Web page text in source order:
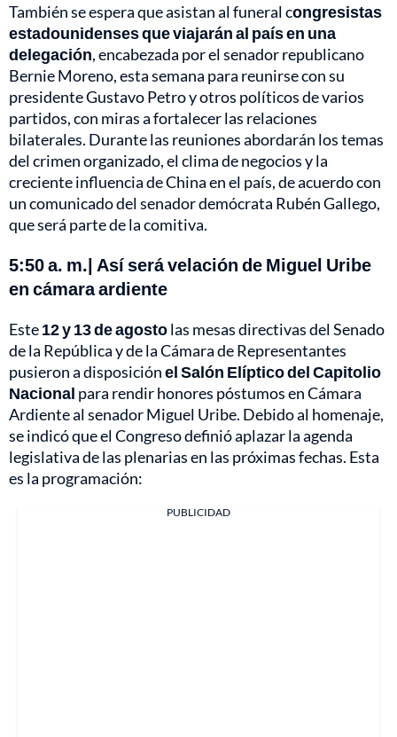
También se espera que asistan al funeral congresistas
estadounidenses que viajarán al país en una
delegación, encabezada por el senador republicano
Bernie Moreno, esta semana para reunirse con su
presidente Gustavo Petro y otros políticos de varios
partidos, con miras a fortalecer las relaciones
bilaterales. Durante las reuniones abordarán los temas
del crimen organizado, el clima de negocios y la
creciente influencia de China en el país, de acuerdo con
un comunicado del senador demócrata Rubén Gallego,
que será parte de la comitiva.
5:50 a. m.| Así será velación de Miguel Uribe
en cámara ardiente
Este12 y 13 de agostolas mesas directivas del Senado
de la República y de la Cámara de Representantes
pusieron a disposiciónel Salón Elíptico del Capitolio
Nacional para rendir honores póstumos en Cámara
Ardiente al senador Miguel Uribe. Debido al homenaje,
se indicó que el Congreso definió aplazar la agenda
legislativa de las plenarias en las próximas fechas. Esta
es la programación:
PUBLICIDAD